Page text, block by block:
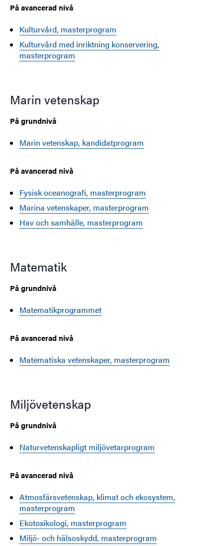
På avancerad nivå
Kulturvård, masterprogram
Kulturvård med inriktning konservering,
masterprogram
Marin vetenskap
På grundnivå
Marin vetenskap, kandidatprogram
På avancerad nivå
Fysisk oceanografi, masterprogram
Marina vetenskaper, masterprogram
Hav och samhälle, masterprogram
Matematik
På grundnivå
Matematikprogrammet
På avancerad nivå
Matematiska vetenskaper, masterprogram
Miljövetenskap
På grundnivå
Naturvetenskapligt miljövetarprogram
På avancerad nivå
Atmosfärsvetenskap, klimat och ekosystem,
masterprogram
Ekotoxikologi, masterprogram
Miljö- och hälsoskydd, masterprogram